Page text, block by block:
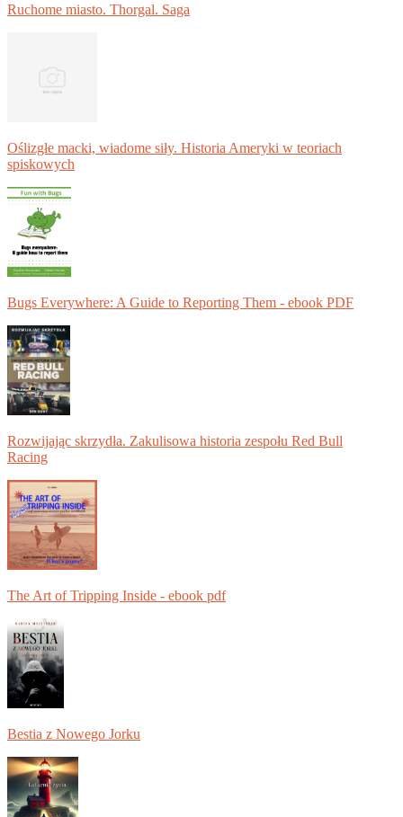
Ruchome miasto. Thorgal. Saga
Oślizgłe macki, wiadome siły. Historia Ameryki w teoriach
spiskowych
Bugs Everywhere: A Guide to Reporting Them - ebook PDF
Rozwijając skrzydła. Zakulisowa historia zespołu Red Bull
Racing
The Art of Tripping Inside - ebook pdf
Bestia z Nowego Jorku